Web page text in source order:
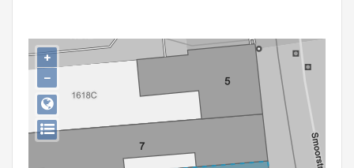
Gebeurtenis
Persoon of collectief
Downloads
+
−